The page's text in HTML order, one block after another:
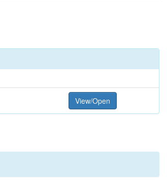
View/Open